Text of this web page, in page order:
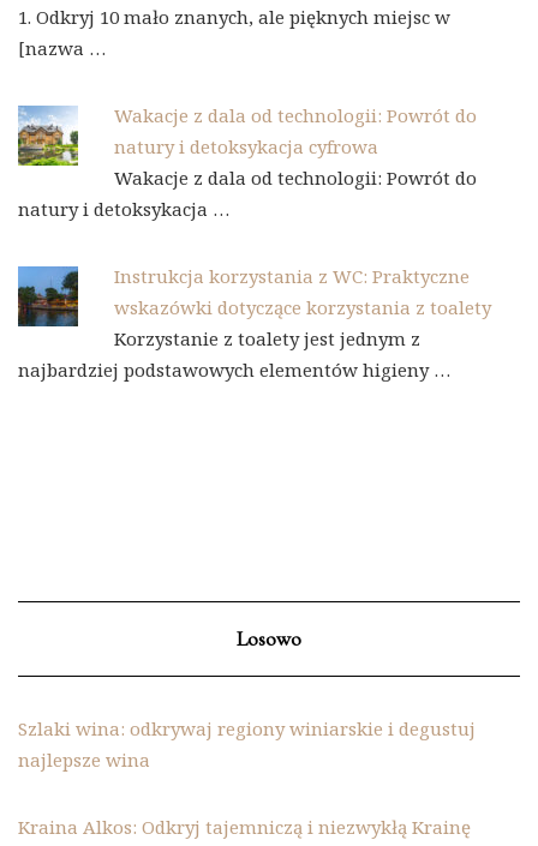
1. Odkryj 10 mało znanych, ale pięknych miejsc w
[nazwa …
Wakacje z dala od technologii: Powrót do
natury i detoksykacja cyfrowa
Wakacje z dala od technologii: Powrót do
natury i detoksykacja …
Instrukcja korzystania z WC: Praktyczne
wskazówki dotyczące korzystania z toalety
Korzystanie z toalety jest jednym z
najbardziej podstawowych elementów higieny …
Losowo
Szlaki wina: odkrywaj regiony winiarskie i degustuj
najlepsze wina
Kraina Alkos: Odkryj tajemniczą i niezwykłą Krainę